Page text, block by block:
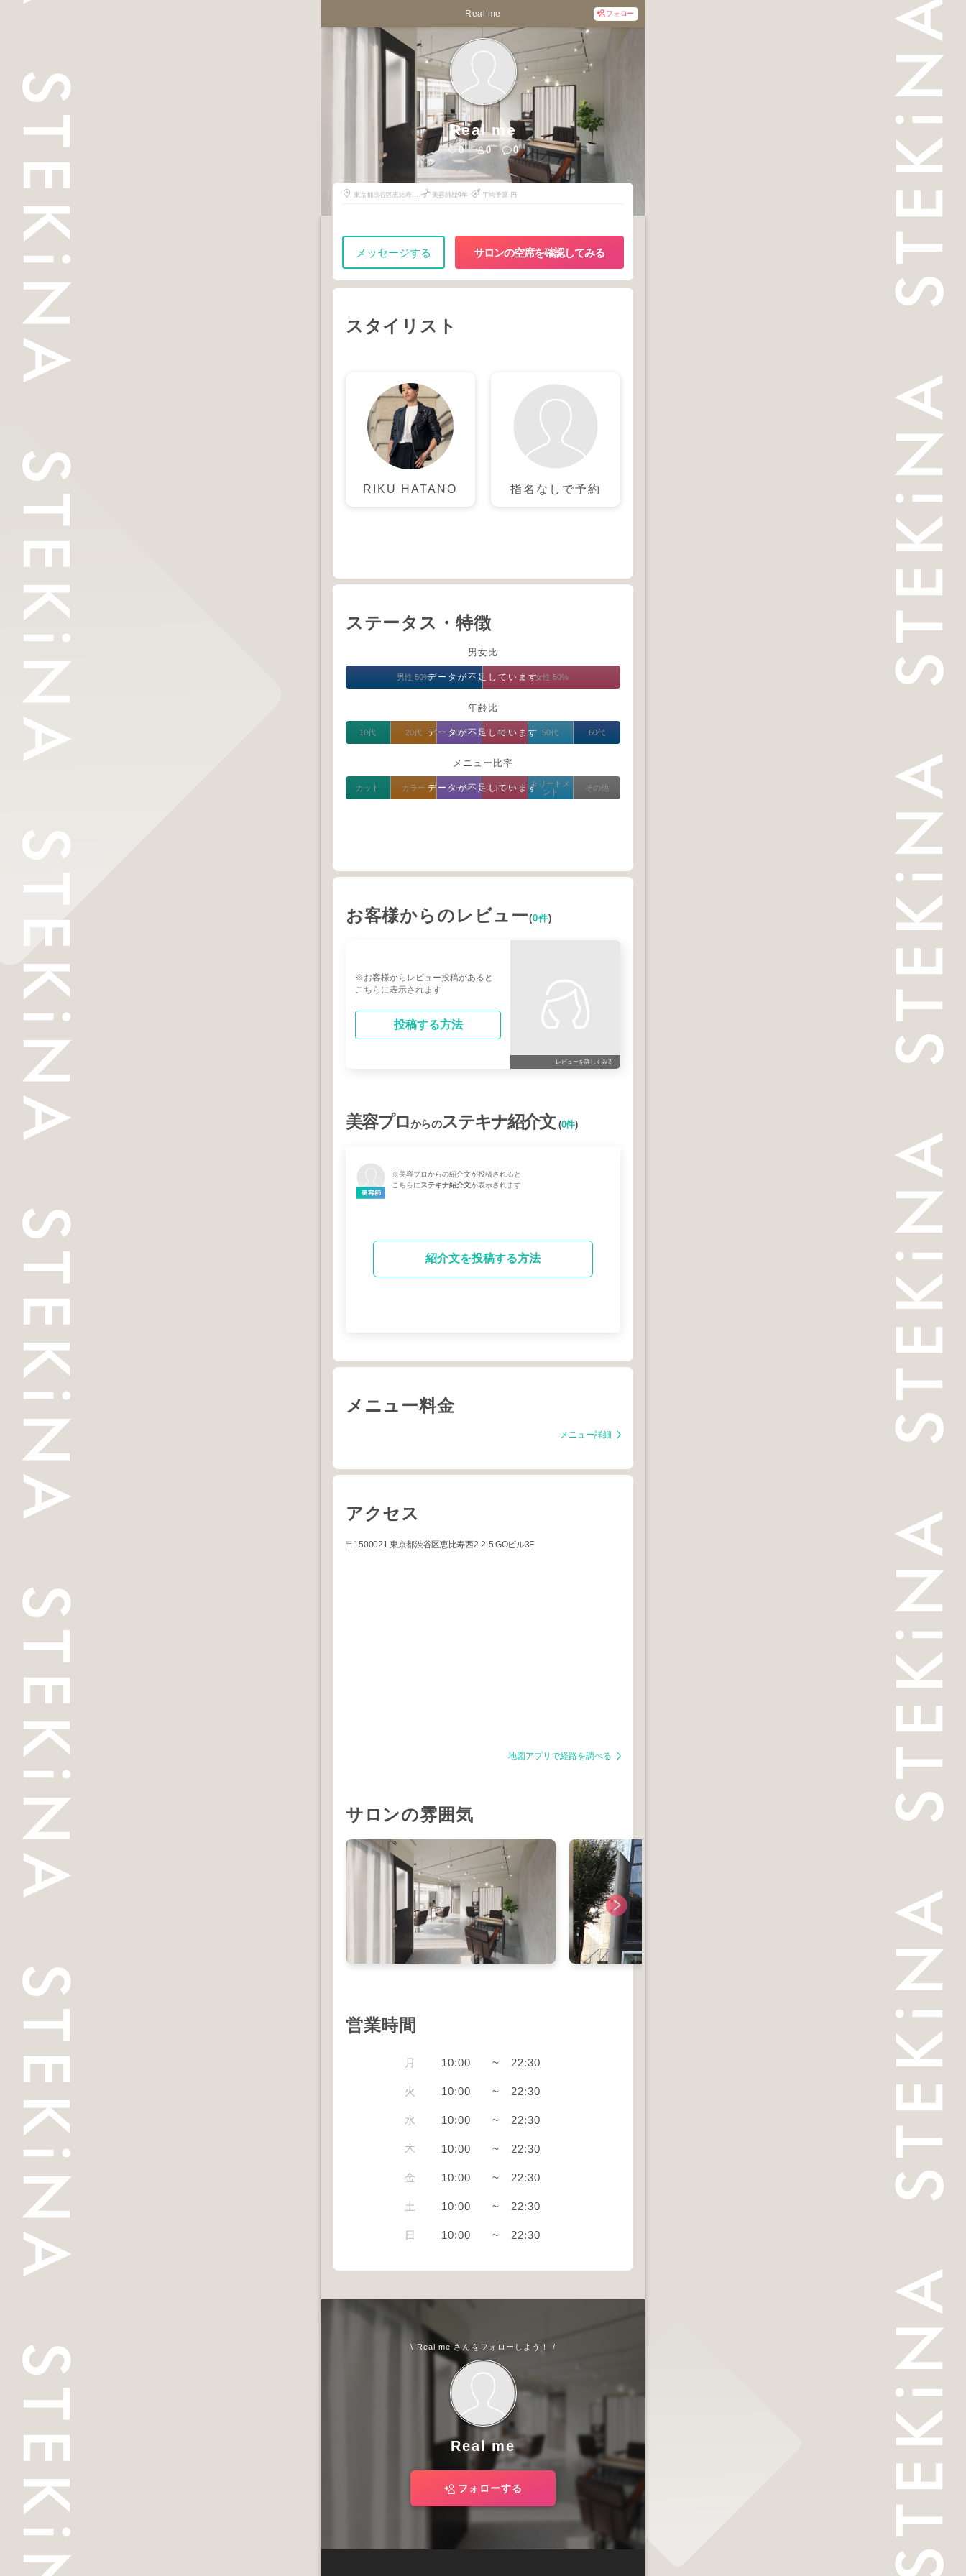
Real me フォロー
Real me
0 0 0
東京都渋谷区恵比寿西
美容師歴0年 平均予算-円
メッセージする サロンの空席を確認してみる
スタイリスト
RIKU HATANO 指名なしで予約
ステータス・特徴
男女比
データが不足しています
男性 50% 女性 50%
年齢比
データが不足しています
10代 20代 30代 40代 50代 60代
メニュー比率
データが不足しています
カット カラー パーマ ストレート
トリートメ
ント
その他
お客様からのレビュー(0件)
※お客様からレビュー投稿があると
こちらに表示されます
投稿する方法
レビューを詳しくみる
美容プロからのステキナ紹介文(0件)
※美容プロからの紹介文が投稿されると
こちらにステキナ紹介文が表示されます
紹介文を投稿する方法
メニュー料金
メニュー詳細
アクセス
〒1500021 東京都渋谷区恵比寿西2-2-5 GOビル3F
地図アプリで経路を調べる
サロンの雰囲気
営業時間
月 10:00 ~ 22:30
火 10:00 ~ 22:30
水 10:00 ~ 22:30
木 10:00 ~ 22:30
金 10:00 ~ 22:30
土 10:00 ~ 22:30
日 10:00 ~ 22:30
\ Real me さんをフォローしよう！ /
Real me
フォローする